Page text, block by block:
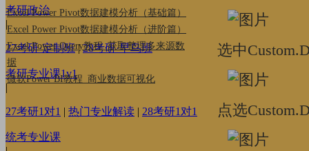
考研政治
|
27考研·定制班 | 28考研·早鸟班
考研专业课1v1
|
27考研1对1 | 热门专业解读 | 28考研1对1
统考专业课
Excel Power Pivot数据建模分析（基础篇）
Excel Power Pivot数据建模分析（进阶篇）
Excel Power Query教程_获取整理多来源数
据
微软Power BI教程_商业数据可视化
选中
点选